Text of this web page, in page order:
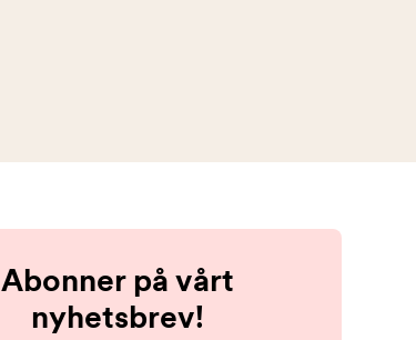
Abonner på vårt
nyhetsbrev!